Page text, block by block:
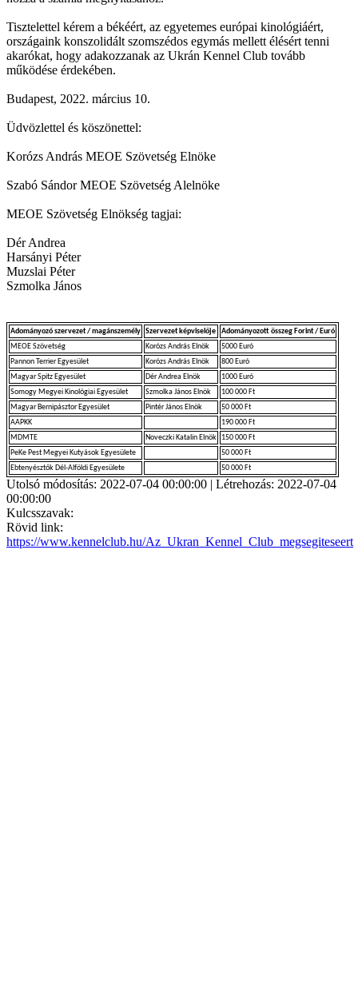
Tisztelettel kérem a békéért, az egyetemes európai kinológiáért,
országaink konszolidált szomszédos egymás mellett élésért tenni
akarókat, hogy adakozzanak az Ukrán Kennel Club tovább
működése érdekében.
Budapest, 2022. március 10.
Üdvözlettel és köszönettel:
Korózs András MEOE Szövetség Elnöke
Szabó Sándor MEOE Szövetség Alelnöke
MEOE Szövetség Elnökség tagjai:
Dér Andrea
Harsányi Péter
Muzslai Péter
Szmolka János
Adományozó szervezet / magánszemély Szervezet képviselője
Adományozott összeg Forint / Euró
MEOE Szövetség
Korózs András Elnök
5000 Euró
Pannon Terrier Egyesület
Korózs András Elnök
800 Euró
Magyar Spitz Egyesület
Dér Andrea Elnök
1000 Euró
Somogy Megyei Kinológiai Egyesület
Szmolka János Elnök
100 000 Ft
Magyar Bernipásztor Egyesület
Pintér János Elnök
50 000 Ft
AAPKK
190 000 Ft
MDMTE
Noveczki Katalin Elnök
150 000 Ft
PeKe Pest Megyei Kutyások Egyesülete
50 000 Ft
Ebtenyésztők Dél-Alföldi Egyesülete
50 000 Ft
Utolsó módosítás: 2022-07-04 00:00:00 | Létrehozás: 2022-07-04
00:00:00
Kulcsszavak:
Rövid link:
https://www.kennelclub.hu/Az_Ukran_Kennel_Club_megsegiteseert